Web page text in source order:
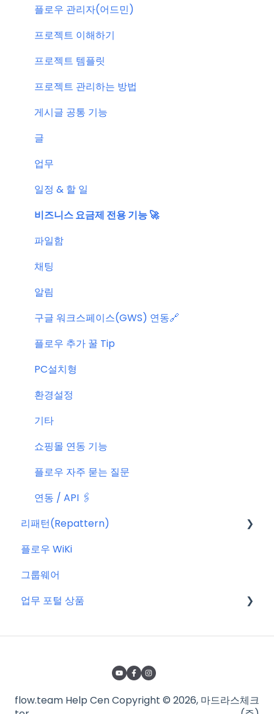
결제 관련 자주 묻는 질문
특별 프로모션
신규 업데이트 (PC&서버)
서버 작업
KT cloud BizWorks 서버 작업
공지 관련 자주 묻는 질문
플로우 관리자(어드민)
프로젝트 이해하기
프로젝트 템플릿
프로젝트 관리하는 방법
게시글 공통 기능
글
업무
일정 & 할 일
비즈니스 요금제 전용 기능 🚀
파일함
채팅
알림
구글 워크스페이스(GWS) 연동🔗
플로우 추가 꿀 Tip
PC설치형
환경설정
기타
쇼핑몰 연동 기능
플로우 자주 묻는 질문
연동 / API 🖇️
리패턴(Repattern)
리패턴(Repattern) (NEW)
리패턴 기본 AI 기능
플로우 WiKi
그룹웨어
업무 포털 상품
타임인아웃(근태관리서비스)
flow.team Help CenCopyright © 2026, 마드라스체크